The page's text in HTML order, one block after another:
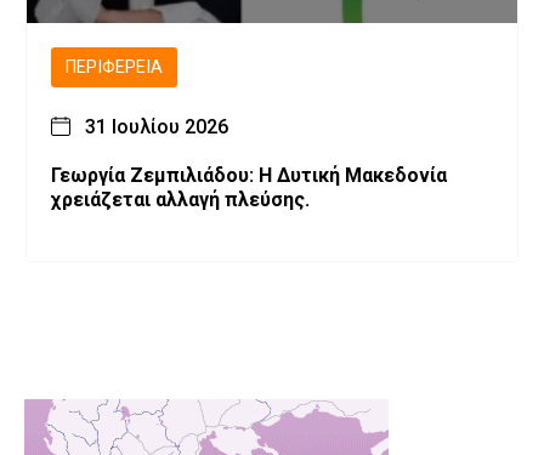
ΠΕΡΙΦΈΡΕΙΑ
31 Ιουλίου 2026
Γεωργία Ζεμπιλιάδου: Η Δυτική Μακεδονία
χρειάζεται αλλαγή πλεύσης.